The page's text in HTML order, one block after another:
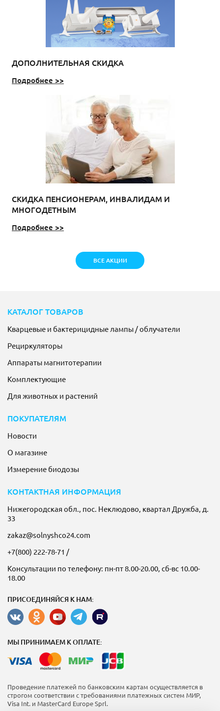
ДОПОЛНИТЕЛЬНАЯ СКИДКА
Подробнее >>
СКИДКА ПЕНСИОНЕРАМ, ИНВАЛИДАМ И
МНОГОДЕТНЫМ
Подробнее >>
ВСЕ АКЦИИ
КАТАЛОГ ТОВАРОВ
Кварцевые и бактерицидные лампы / облучатели
Рециркуляторы
Аппараты магнитотерапии
Комплектующие
Для животных и растений
ПОКУПАТЕЛЯМ
Новости
О магазине
Измерение биодозы
КОНТАКТНАЯ ИНФОРМАЦИЯ
Нижегородская обл., пос. Неклюдово, квартал Дружба, д.
33
zakaz@solnyshco24.com
+7(800) 222-78-71 /
Консультации по телефону: пн-пт 8.00-20.00, сб-вс 10.00-
18.00
ПРИСОЕДИНЯЙСЯ К НАМ:
МЫ ПРИНИМАЕМ К ОПЛАТЕ:
Проведение платежей по банковским картам осуществляется в
строгом соответствии с требованиями платежных систем МИР,
Visa Int. и MasterCard Europe Sprl.